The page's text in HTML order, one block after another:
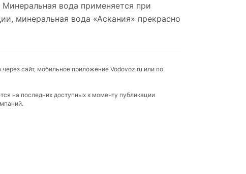
вода применяется при
минеральная вода «Аскания» прекрасно
сайт, мобильное приложение Vodovoz.ru или по
на последних доступных к моменту публикации